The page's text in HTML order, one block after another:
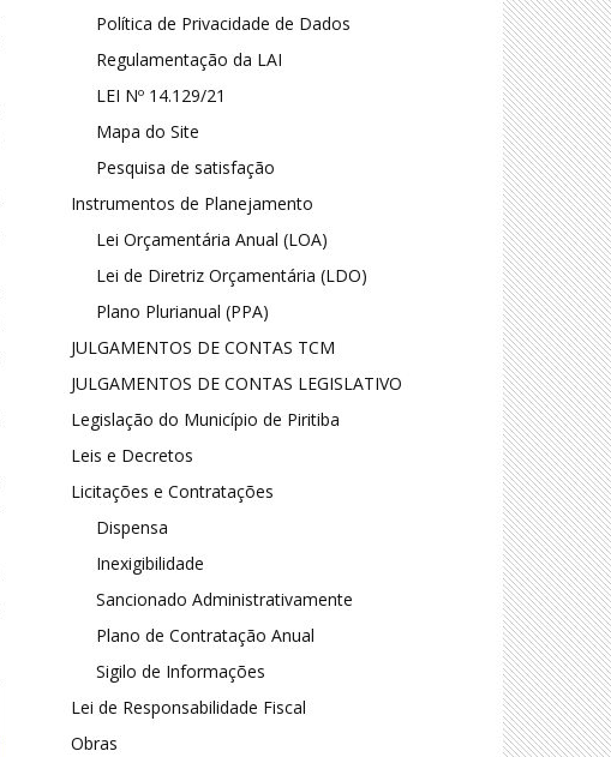
Política de Privacidade de Dados
Regulamentação da LAI
LEI Nº 14.129/21
Mapa do Site
Pesquisa de satisfação
Instrumentos de Planejamento
Lei Orçamentária Anual (LOA)
Lei de Diretriz Orçamentária (LDO)
Plano Plurianual (PPA)
JULGAMENTOS DE CONTAS TCM
JULGAMENTOS DE CONTAS LEGISLATIVO
Legislação do Município de Piritiba
Leis e Decretos
Licitações e Contratações
Dispensa
Inexigibilidade
Sancionado Administrativamente
Plano de Contratação Anual
Sigilo de Informações
Lei de Responsabilidade Fiscal
Obras